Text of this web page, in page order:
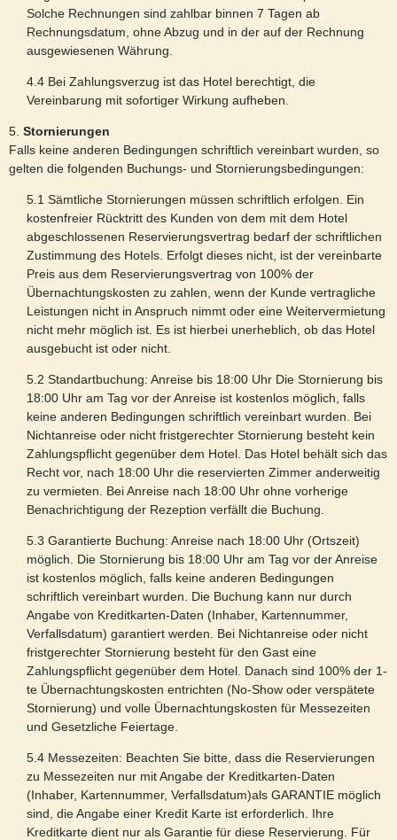
Solche Rechnungen sind zahlbar binnen 7 Tagen ab
Rechnungsdatum, ohne Abzug und in der auf der Rechnung
ausgewiesenen Währung.
4.4 Bei Zahlungsverzug ist das Hotel berechtigt, die
Vereinbarung mit sofortiger Wirkung aufheben.
5. Stornierungen
Falls keine anderen Bedingungen schriftlich vereinbart wurden, so
gelten die folgenden Buchungs- und Stornierungsbedingungen:
5.1 Sämtliche Stornierungen müssen schriftlich erfolgen. Ein
kostenfreier Rücktritt des Kunden von dem mit dem Hotel
abgeschlossenen Reservierungsvertrag bedarf der schriftlichen
Zustimmung des Hotels. Erfolgt dieses nicht, ist der vereinbarte
Preis aus dem Reservierungsvertrag von 100% der
Übernachtungskosten zu zahlen, wenn der Kunde vertragliche
Leistungen nicht in Anspruch nimmt oder eine Weitervermietung
nicht mehr möglich ist. Es ist hierbei unerheblich, ob das Hotel
ausgebucht ist oder nicht.
5.2 Standartbuchung: Anreise bis 18:00 Uhr Die Stornierung bis
18:00 Uhr am Tag vor der Anreise ist kostenlos möglich, falls
keine anderen Bedingungen schriftlich vereinbart wurden. Bei
Nichtanreise oder nicht fristgerechter Stornierung besteht kein
Zahlungspflicht gegenüber dem Hotel. Das Hotel behält sich das
Recht vor, nach 18:00 Uhr die reservierten Zimmer anderweitig
zu vermieten. Bei Anreise nach 18:00 Uhr ohne vorherige
Benachrichtigung der Rezeption verfällt die Buchung.
5.3 Garantierte Buchung: Anreise nach 18:00 Uhr (Ortszeit)
möglich. Die Stornierung bis 18:00 Uhr am Tag vor der Anreise
ist kostenlos möglich, falls keine anderen Bedingungen
schriftlich vereinbart wurden. Die Buchung kann nur durch
Angabe von Kreditkarten-Daten (Inhaber, Kartennummer,
Verfallsdatum) garantiert werden. Bei Nichtanreise oder nicht
fristgerechter Stornierung besteht für den Gast eine
Zahlungspflicht gegenüber dem Hotel. Danach sind 100% der 1-
te Übernachtungskosten entrichten (No-Show oder verspätete
Stornierung) und volle Übernachtungskosten für Messezeiten
und Gesetzliche Feiertage.
5.4 Messezeiten: Beachten Sie bitte, dass die Reservierungen
zu Messezeiten nur mit Angabe der Kreditkarten-Daten
(Inhaber, Kartennummer, Verfallsdatum)als GARANTIE möglich
sind, die Angabe einer Kredit Karte ist erforderlich. Ihre
Kreditkarte dient nur als Garantie für diese Reservierung. Für